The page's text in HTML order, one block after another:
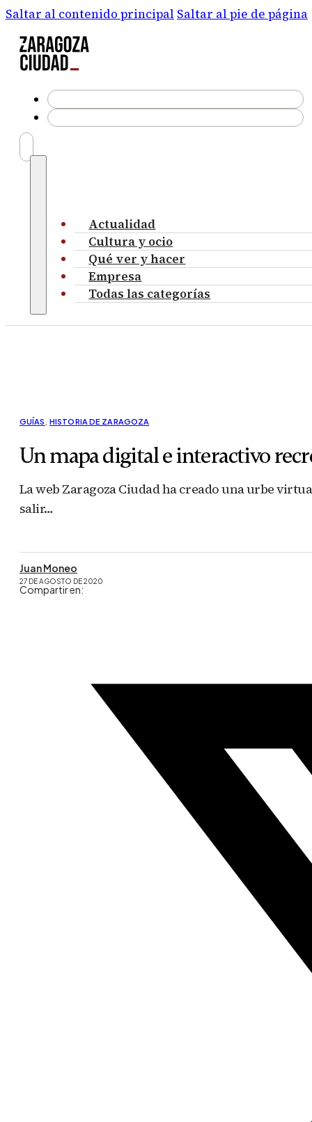
Saltar al contenido principal Saltar al pie de página
Actualidad
Cultura y ocio
Qué ver y hacer
Empresa
Todas las categorías
GUÍAS , HISTORIA DE ZARAGOZA
Un mapa digital e interactivo
La web Zaragoza Ciudad ha creado una urbe
salir…
Juan Moneo
27 DE AGOSTO DE 2020
Compartir en: